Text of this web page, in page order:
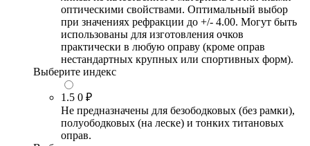
оптическими свойствами. Оптимальный выбор
при значениях рефракции до +/- 4.00. Могут быть
использованы для изготовления очков
практически в любую оправу (кроме оправ
нестандартных крупных или спортивных форм).
Выберите индекс
1.5 0 ₽
Не предназначены для безободковых (без рамки),
полуободковых (на леске) и тонких титановых
оправ.